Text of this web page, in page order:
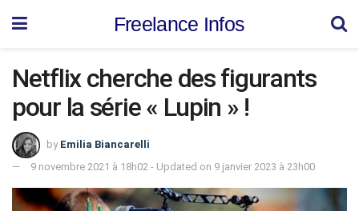
Freelance Infos
Netflix cherche des figurants
pour la série « Lupin » !
by Emilia Biancarelli
9 novembre 2021 à 18h02 - Updated on 9 janvier 2023 à 23h00